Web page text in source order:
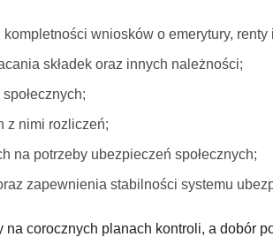
wniosków o emerytury,
składek oraz innych należności;
z nimi rozliczeń;
na potrzeby ubezpieczeń społecznych;
zapewnienia stabilności systemu
corocznych planach kontroli, a dobór